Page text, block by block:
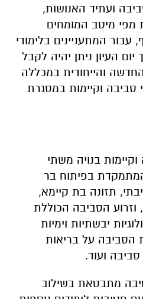
ועתיד האנושות,
מפי מיטב המומחים
עבור המתעניינים בלימודי
העיון ניתן יהיה לקבל
והייחודית במכללה
סביבה וקיימות במסגרת
בנויה משתי
המתמקדת בפיתוח בר
תזונה בת קיימא,
וזרוע הסביבה הכוללת
יבשתיות וימיות
הסביבה על בריאות
ועוד.
מתבטאת בשילוב